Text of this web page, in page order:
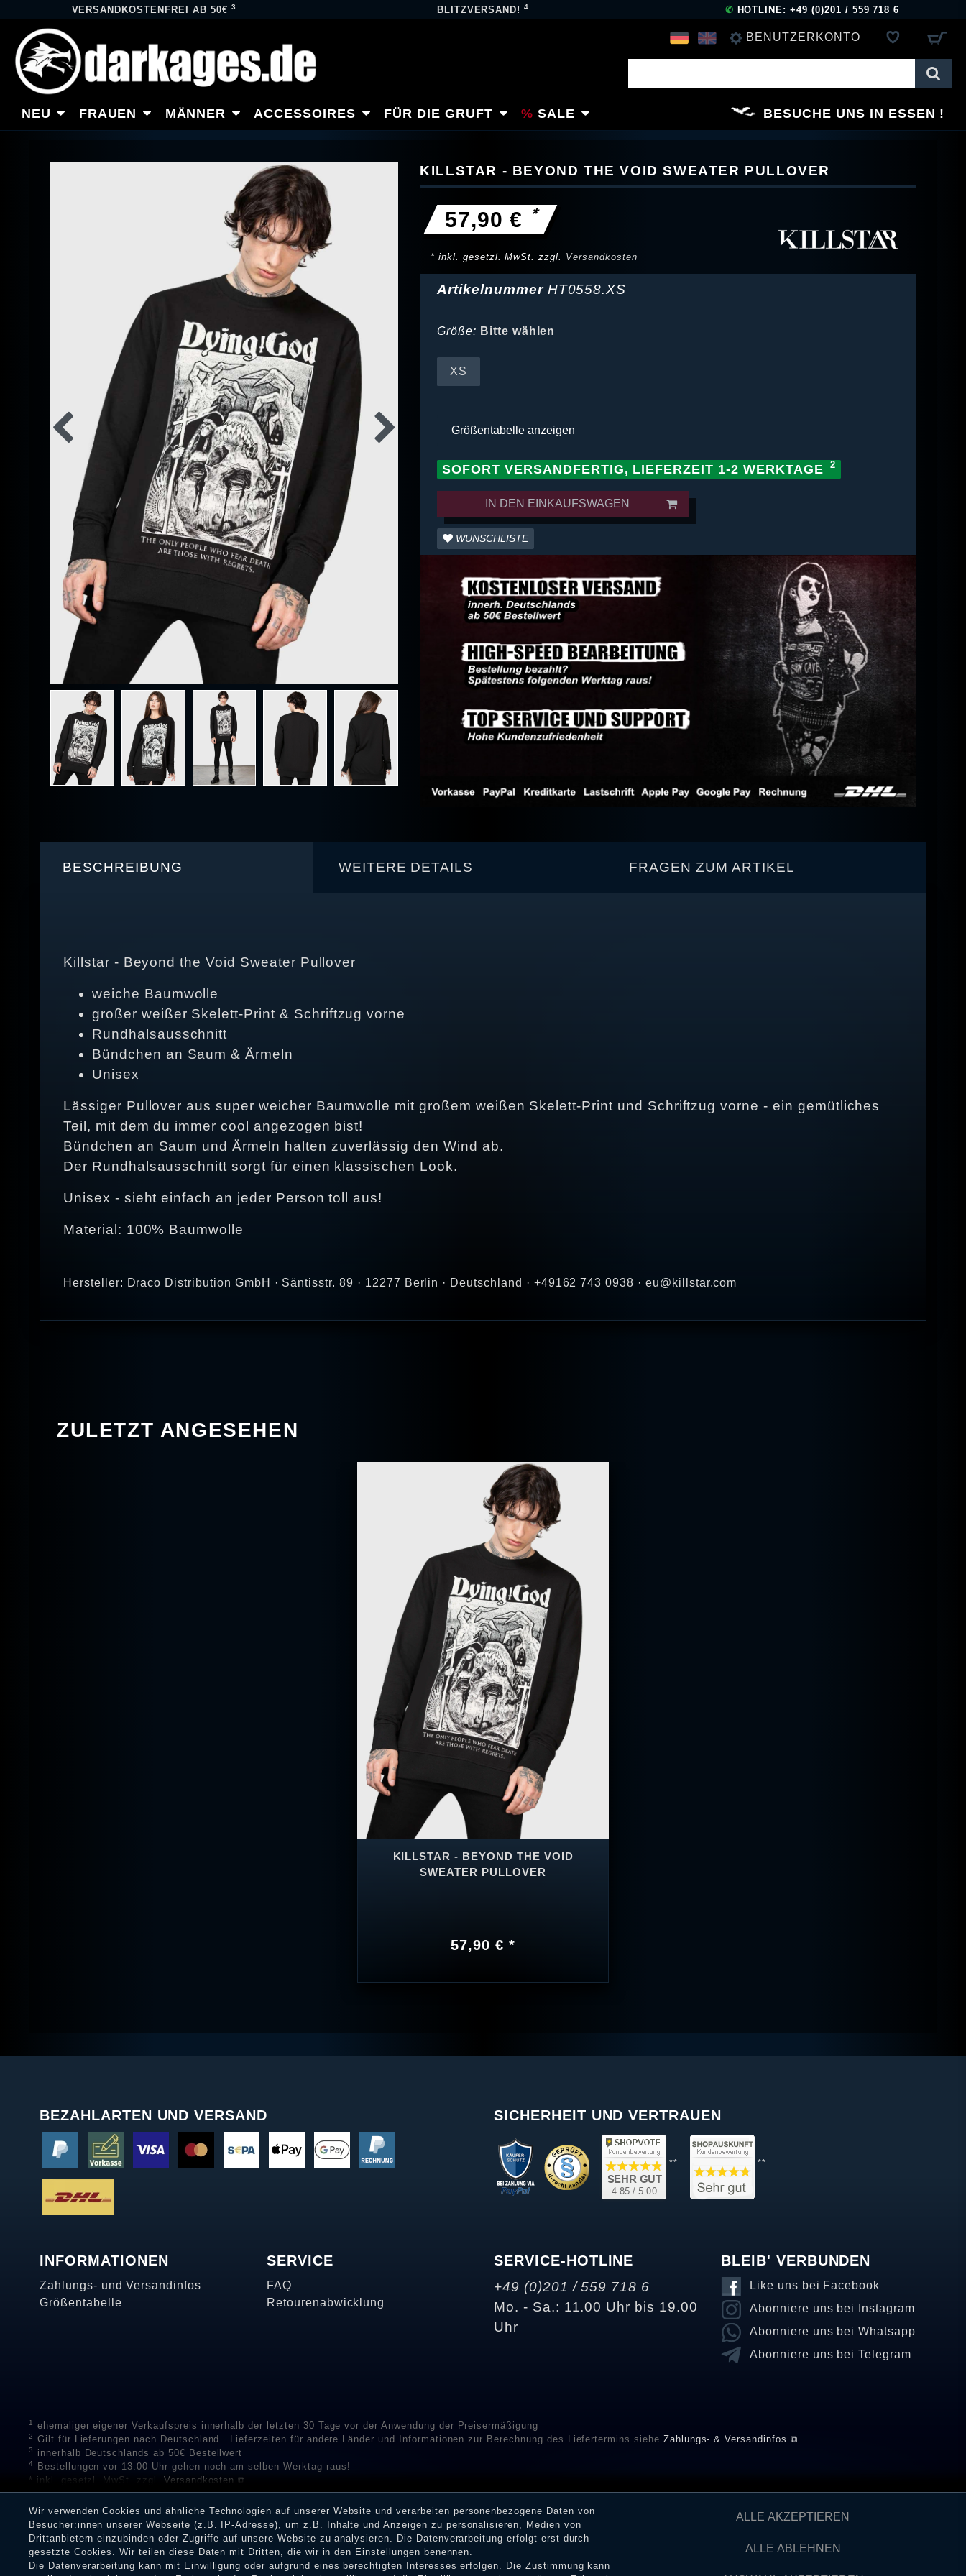
VERSANDKOSTENFREI AB 50€ 3 BLITZVERSAND!4 ✆ HOTLINE: +49 (0)201 / 559 718 6
BENUTZERKONTO
REGISTRIEREN
NEU FRAUEN MÄNNER ACCESSOIRES FÜR DIE GRUFT SALE BESUCHE UNS IN ESSEN
KILLSTAR - BEYOND THE VOID SWEATER PULLOVER
57,90 € *
* inkl. gesetzl. MwSt. zzgl. Versandkosten
Artikelnummer HT0558.XS
Größe: Bitte wählen
XS
Größentabelle anzeigen
SOFORT VERSANDFERTIG, LIEFERZEIT 1-2 WERKTAGE
IN DEN EINKAUFSWAGEN
WUNSCHLISTE
BESCHREIBUNG WEITERE DETAILS FRAGEN ZUM ARTIKEL
Killstar - Beyond the Void Sweater Pullover
weiche Baumwolle
großer weißer Skelett-Print & Schriftzug vorne
Rundhalsausschnitt
Bündchen an Saum & Ärmeln
Unisex
Lässiger Pullover aus super weicher Baumwolle mit großem weißen Skelett-Print und Schriftzug vorne - ein gemütliches
Teil, mit dem du immer cool angezogen bist!
Bündchen an Saum und Ärmeln halten zuverlässig den Wind ab.
Der Rundhalsausschnitt sorgt für einen klassischen Look.
Unisex - sieht einfach an jeder Person toll aus!
Material: 100% Baumwolle
Hersteller: Draco Distribution GmbH · Säntisstr. 89 · 12277 Berlin · Deutschland · +49162 743 0938 · eu@killstar.com
ZULETZT ANGESEHEN
KILLSTAR - BEYOND THE VOID
SWEATER PULLOVER
57,90 € *
BEZAHLARTEN UND VERSAND SICHERHEIT UND VERTRAUEN
** **
INFORMATIONEN
Zahlungs- und Versandinfos
Größentabelle
SERVICE
FAQ
Retourenabwicklung
SERVICE-HOTLINE
+49 (0)201 / 559 718 6
Mo. - Sa.: 11.00 Uhr bis 19.00
Uhr
BLEIB' VERBUNDEN
Like uns bei Facebook
Abonniere uns bei Instagram
Abonniere uns bei Whatsapp
Abonniere uns bei Telegram
1 ehemaliger eigener Verkaufspreis innerhalb der letzten 30 Tage vor der Anwendung der Preisermäßigung
2 Gilt für Lieferungen nach Deutschland . Lieferzeiten für andere Länder und Informationen zur Berechnung des Liefertermins siehe Zahlungs- & Versandinfos ⧉
3 innerhalb Deutschlands ab 50€ Bestellwert
4
Bestellungen vor 13.00 Uhr gehen noch am selben Werktag raus!
* inkl. gesetzl. MwSt. zzgl. Versandkosten ⧉
** Unser Unternehmen sammelt über die unabhängigen Dienstleister SHOPVOTE und SHOPAUSKUNFT Bewertungen. SHOPVOTE setzt automatische und manuelle Maßnahmen ein, um
Bewertungen zu verifizieren.Informationen zur Echtheit von Kundenbewertungen auf SHOPVOTE finden Sie hier. ⧉
Eine Überprüfung der Bewertungen durch Shopauskunft hat vor deren Veröffentlichung nicht stattgefunden. Die Bewertungen könnten von Verbrauchern stammen, die die Ware oder
Dienstleistungen gar nicht erworben oder genutzt haben. Nach Erhalt einer Benachrichtigungs-E-Mail können Händler die Bewertungen verifizieren und über die erfolgte Verifizierung im
Shop informieren.
Wir verwenden Cookies und ähnliche Technologien auf unserer Website und verarbeiten personenbezogene Daten von
Besucher:innen unserer Webseite (z.B. IP-Adresse), um z.B. Inhalte und Anzeigen zu personalisieren, Medien von
Drittanbietern einzubinden oder Zugriffe auf unsere Website zu analysieren. Die Datenverarbeitung erfolgt erst durch
gesetzte Cookies. Wir teilen diese Daten mit Dritten, die wir in den Einstellungen benennen.
Die Datenverarbeitung kann mit Einwilligung oder aufgrund eines berechtigten Interesses erfolgen. Die Zustimmung kann
ALLE AKZEPTIEREN
ALLE ABLEHNEN